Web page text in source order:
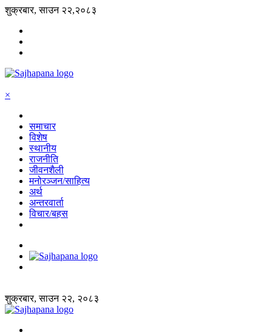
शुक्रबार, साउन २२,२०८३
×
समाचार
विशेष
स्थानीय
राजनीति
जीवनशैली
मनोरञ्जन/साहित्य
अर्थ
अन्तरवार्ता
विचार/बहस
शुक्रबार, साउन २२, २०८३